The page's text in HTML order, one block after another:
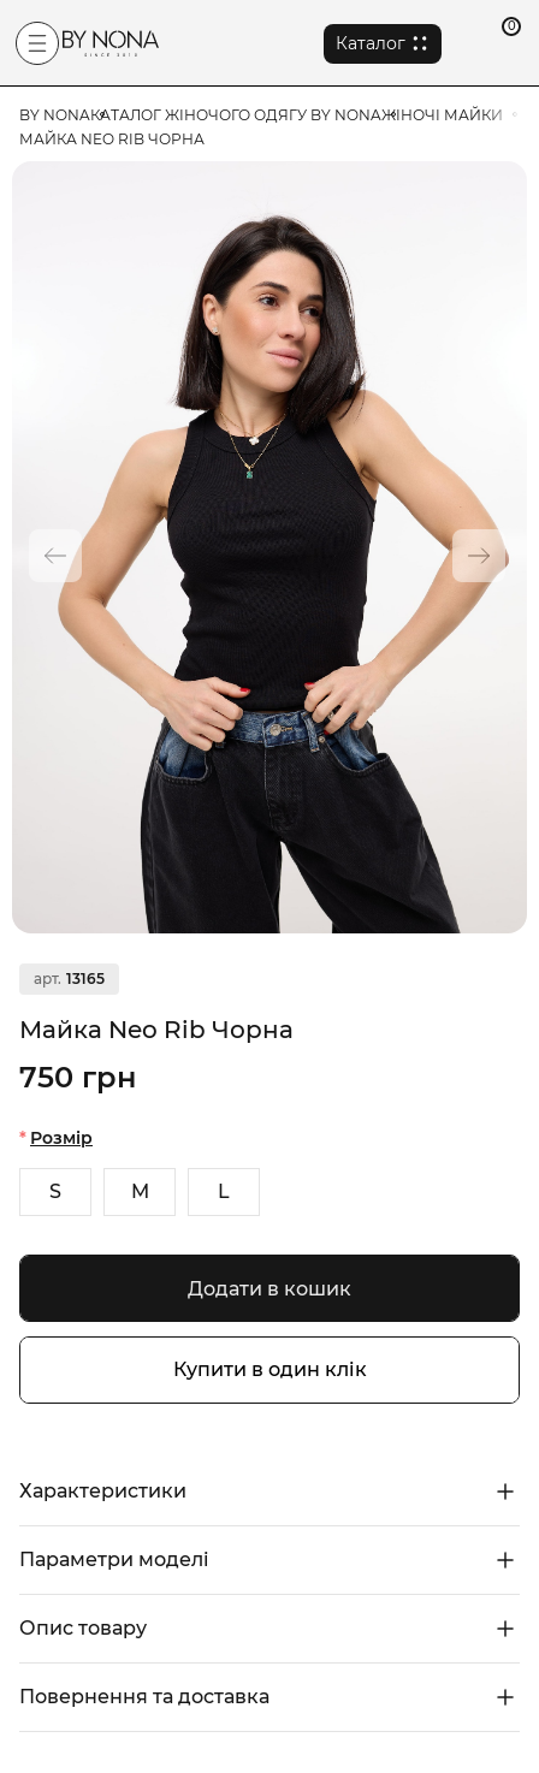
Каталог
0
BY NONAКАТАЛОГ ЖІНОЧОГО ОДЯГУ BY NONAЖІНОЧІ МАЙКИ
МАЙКА NEO RIB ЧОРНА
арт. 13165
Майка Neo Rib Чорна
750 грн
Розмір
S M L
Додати в кошик
Купити в один клік
Характеристики
Параметри моделі
Опис товару
Повернення та доставка